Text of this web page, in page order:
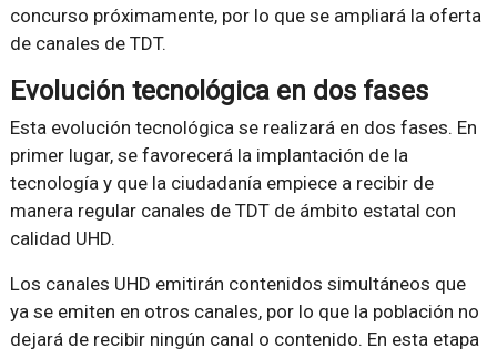
concurso próximamente, por lo que se ampliará la oferta
de canales de TDT.
Evolución tecnológica en dos fases
Esta evolución tecnológica se realizará en dos fases. En
primer lugar, se favorecerá la implantación de la
tecnología y que la ciudadanía empiece a recibir de
manera regular canales de TDT de ámbito estatal con
calidad UHD.
Los canales UHD emitirán contenidos simultáneos que
ya se emiten en otros canales, por lo que la población no
dejará de recibir ningún canal o contenido. En esta etapa